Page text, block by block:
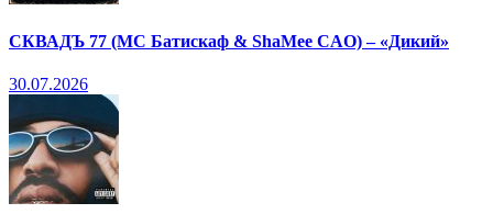
СКВАДЪ 77 (МС Батискаф & ShaMee CAO) – «Дикий»
30.07.2026